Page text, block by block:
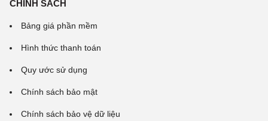
CHÍNH SÁCH
Bảng giá phần mềm
Hình thức thanh toán
Quy ước sử dụng
Chính sách bảo mật
Chính sách bảo vệ dữ liệu